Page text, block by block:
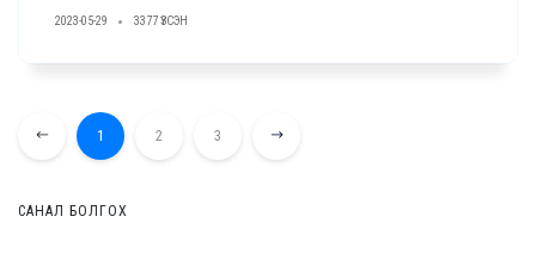
2023-05-29 3377 ҮЗСЭН
1 2 3
САНАЛ БОЛГОХ